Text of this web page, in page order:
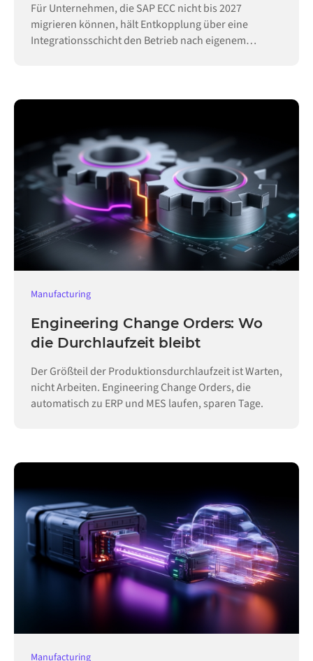
Für Unternehmen, die SAP ECC nicht bis 2027
migrieren können, hält Entkopplung über eine
Integrationsschicht den Betrieb nach eigenem
Manufacturing
Engineering Change Orders: Wo
die Durchlaufzeit bleibt
Der Größteil der Produktionsdurchlaufzeit ist Warten,
nicht Arbeiten. Engineering Change Orders, die
automatisch zu ERP und MES laufen, sparen Tage.
Manufacturing